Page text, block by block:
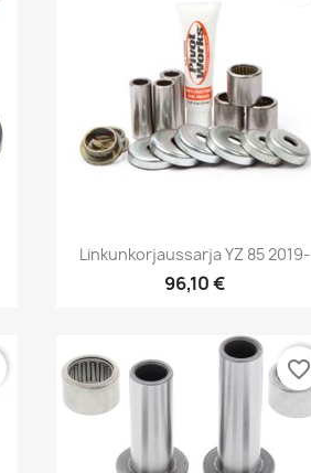
Pikakatselu
Linkunkorjaussarja YZ 85 2019-
96,10 €
favorite_border